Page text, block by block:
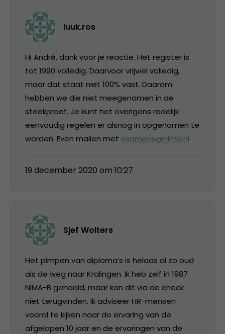
luuk.ros
Hi André, dank voor je reactie. Het register is
tot 1990 volledig. Daarvoor vrijwel volledig,
maar dat staat niet 100% vast. Daarom
hebben we die niet meegenomen in de
steekproef. Je kunt het overigens redelijk
eenvoudig regelen er alsnog in opgenomen te
worden. Even mailen met examens@nima.nl
19 december 2020 om 10:27
Sjef Wolters
Het pimpen van diploma’s is helaas al zo oud
als de weg naar Kralingen. Ik heb zelf in 1987
NIMA-B gehaald, maar kon dit via de check
niet terugvinden. Ik adviseer HR-mensen
vooral te kijken naar de ervaring van de
afgelopen 10 jaar en de ervaringen van de